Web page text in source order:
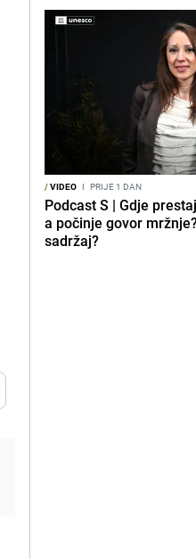
/VIDEO I PRIJE 1 DAN
Podcast S | Gdje
a počinje govor
sadržaj?